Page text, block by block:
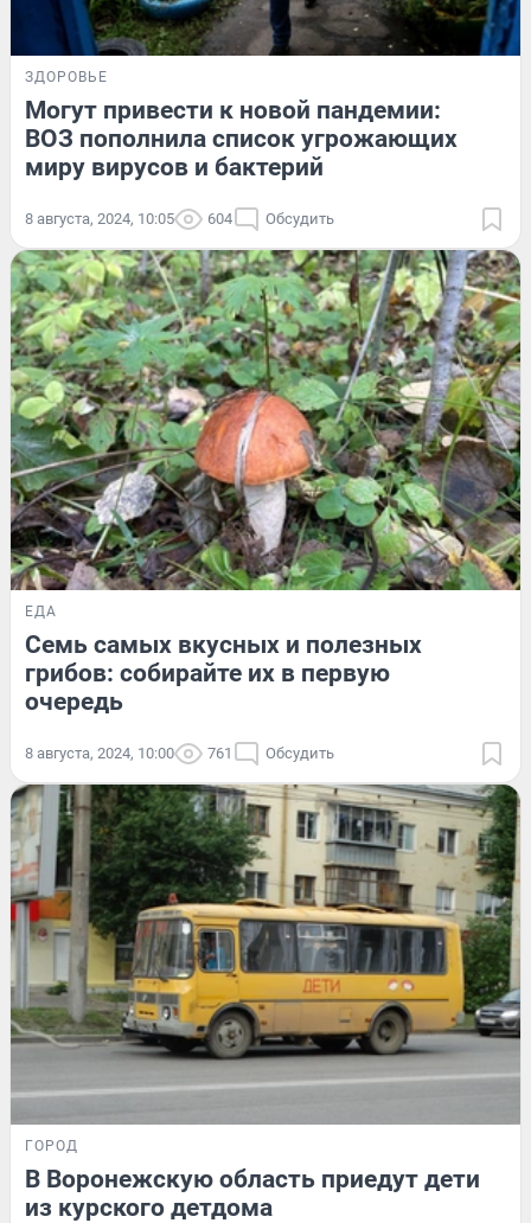
ЗДОРОВЬЕ
Могут привести к новой пандемии:
ВОЗ пополнила список угрожающих
миру вирусов и бактерий
8 августа, 2024, 10:05 604 Обсудить
ЕДА
Семь самых вкусных и полезных
грибов: собирайте их в первую
очередь
8 августа, 2024, 10:00 761 Обсудить
ГОРОД
В Воронежскую область приедут дети
из курского детдома